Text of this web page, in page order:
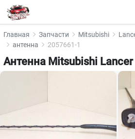
Главная Запчасти Mitsubishi
антенна
2057661-1
Антенна Mitsubishi